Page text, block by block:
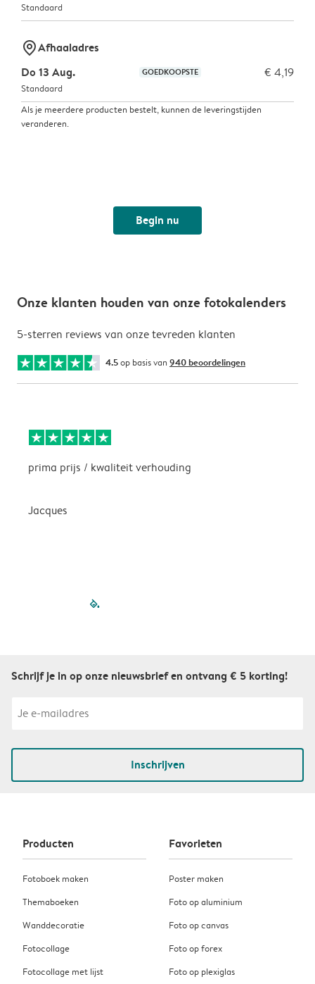
Standaard
marker-pinAfhaaladres
Do 13 Aug.
GOEDKOOPSTE € 4,19
Standaard
Als je meerdere producten bestelt, kunnen de leveringstijden
veranderen.
Begin nu
Onze klanten houden van onze fotokalenders
5-sterren reviews van onze tevreden klanten
4.5op basis van 940 beoordelingen
prima prijs / kwaliteit verhouding
Jacques
filled-pagination
Schrijf je in op onze nieuwsbrief en ontvang € 5 korting!
Inschrijven
Producten
Fotoboek maken
Themaboeken
Wanddecoratie
Fotocollage
Fotocollage met lijst
Favorieten
Poster maken
Foto op aluminium
Foto op canvas
Foto op forex
Foto op plexiglas